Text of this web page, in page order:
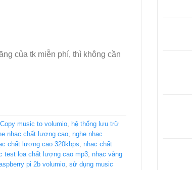
của tk miễn phí, thì không cần
Copy music to volumio, hệ thống lưu trữ
nhạc chất lượng cao, nghe nhạc
chất lượng cao 320kbps, nhạc chất
test loa chất lượng cao mp3, nhạc vàng
pi 2b volumio, sử dụng music